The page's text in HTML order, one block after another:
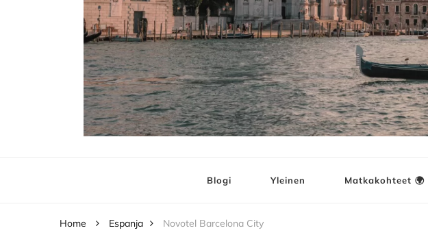
Elämää ja Matkoja
Blogi Yleinen Matkakohteet 🌍
Home Espanja Novotel Barcelona City